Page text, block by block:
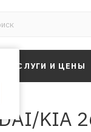
УСЛУГИ И ЦЕНЫ
KIA